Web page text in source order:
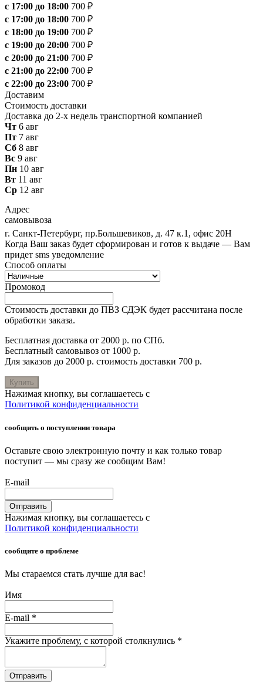
с 17:00 до 18:00 700 ₽
с 17:00 до 18:00 700 ₽
с 18:00 до 19:00 700 ₽
с 19:00 до 20:00 700 ₽
с 20:00 до 21:00 700 ₽
с 21:00 до 22:00 700 ₽
с 22:00 до 23:00 700 ₽
Доставим
Стоимость доставки
Доставка до 2-х недель транспортной компанией
Чт 6 авг
Пт 7 авг
Сб 8 авг
Вс 9 авг
Пн 10 авг
Вт 11 авг
Ср 12 авг
Адрес
самовывоза
г. Санкт-Петербург, пр.Большевиков, д. 47 к.1, офис 20Н
Когда Ваш заказ будет сформирован и готов к выдаче — Вам
придет sms уведомление
Способ оплаты
Промокод
Стоимость доставки до ПВЗ СДЭК будет рассчитана после
обработки заказа.
Бесплатная доставка от 2000 р. по СПб.
Бесплатный самовывоз от 1000 р.
Для заказов до 2000 р. стоимость доставки 700 р.
Купить
Нажимая кнопку, вы соглашаетесь с
Политикой конфиденциальности
сообщить о поступлении товара
Оставьте свою электронную почту и как только товар
поступит — мы сразу же сообщим Вам!
E-mail
Отправить
Нажимая кнопку, вы соглашаетесь с
Политикой конфиденциальности
сообщите о проблеме
Мы стараемся стать лучше для вас!
Имя
E-mail *
Укажите проблему, с которой столкнулись *
Отправить